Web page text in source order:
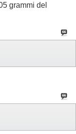
grammi del